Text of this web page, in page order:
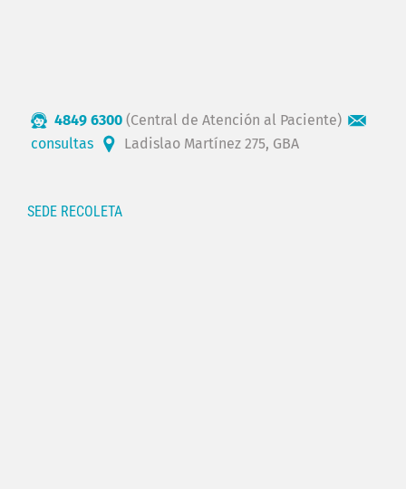
4849 6300 (Central de Atención al Paciente)
consultas
Ladislao Martínez 275, GBA
SEDE RECOLETA